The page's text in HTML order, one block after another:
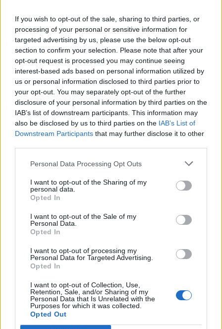
If you wish to opt-out of the sale, sharing to third parties, or
processing of your personal or sensitive information for
targeted advertising by us, please use the below opt-out
section to confirm your selection. Please note that after your
opt-out request is processed you may continue seeing
interest-based ads based on personal information utilized by
us or personal information disclosed to third parties prior to
your opt-out. You may separately opt-out of the further
disclosure of your personal information by third parties on the
IAB’s list of downstream participants. This information may
also be disclosed by us to third parties on the IAB’s List of
Downstream Participants that may further disclose it to other
Personal Data Processing Opt Outs
I want to opt-out of the Sharing of my
personal data.
Opted In
I want to opt-out of the Sale of my
Personal Data.
Opted In
I want to opt-out of processing my
Personal Data for Targeted Advertising.
Opted In
I want to opt-out of Collection, Use,
Retention, Sale, and/or Sharing of my
Personal Data that Is Unrelated with the
Purposes for which it was collected.
Opted Out